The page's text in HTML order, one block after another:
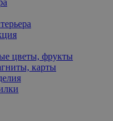
цветы, фрукты
карты